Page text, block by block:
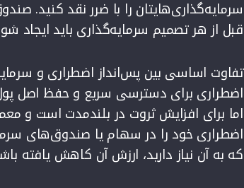
سرمایه‌گذاری‌هایتان را با ضرر نقد کنید.
قبل از هر تصمیم سرمایه‌گذاری باید ایجاد
تفاوت اساسی بین پس‌انداز اضطراری و
اضطراری برای دسترسی سریع و حفظ اصل
اما برای افزایش ثروت در بلندمدت است و
اضطراری خود را در سهام یا صندوق‌های
که به آن نیاز دارید، ارزش آن کاهش یافته